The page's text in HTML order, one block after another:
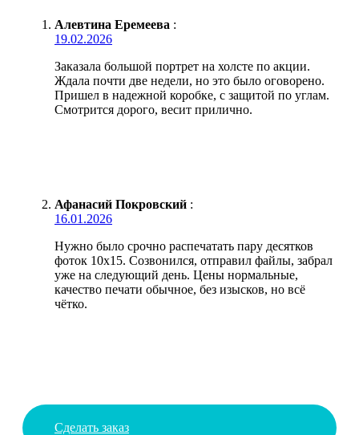
Алевтина Еремеева :
19.02.2026
Заказала большой портрет на холсте по акции.
Ждала почти две недели, но это было оговорено.
Пришел в надежной коробке, с защитой по углам.
Смотрится дорого, весит прилично.
Афанасий Покровский :
16.01.2026
Нужно было срочно распечатать пару десятков
фоток 10х15. Созвонился, отправил файлы, забрал
уже на следующий день. Цены нормальные,
качество печати обычное, без изысков, но всё
чётко.
Сделать заказ